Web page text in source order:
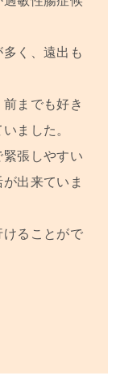
く、遠出も
前までも好き
ました。
張しやすい
出来ていま
ることがで